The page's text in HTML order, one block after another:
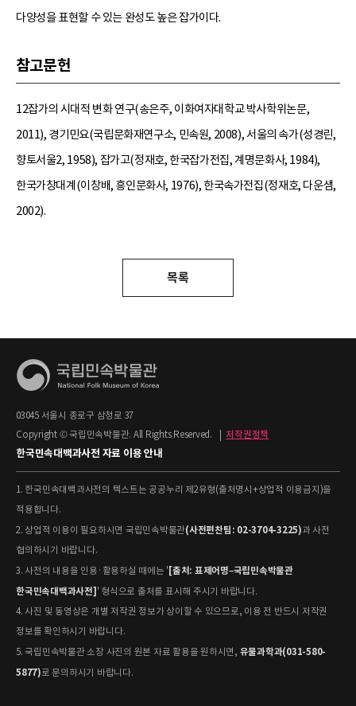
다양성을 표현할 수 있는 완성도 높은 잡가이다.
참고문헌
12잡가의 시대적 변화 연구(송은주, 이화여자대학교 박사학위논문,
2011), 경기민요(국립문화재연구소, 민속원, 2008), 서울의 속가(성경린,
향토서울2, 1958), 잡가고(정재호, 한국잡가전집, 계명문화사, 1984),
한국가창대계(이창배, 흥인문화사, 1976), 한국속가전집(정재호, 다운샘,
2002).
목록
03045 서울시 종로구 삼청로 37
Copyright © 국립민속박물관. All Rights Reserved.
저작권정책
한국민속대백과사전 자료 이용 안내
1. 한국민속대백과사전의 텍스트는 공공누리 제2유형(출처명시+상업적 이용금지)을
적용합니다.
2. 상업적 이용이 필요하시면 국립민속박물관(사전편찬팀: 02-3704-3225)과 사전
협의하시기 바랍니다.
3. 사전의 내용을 인용·활용하실 때에는 ' [출처: 표제어명–국립민속박물관
한국민속대백과사전] ' 형식으로 출처를 표시해 주시기 바랍니다.
4. 사진 및 동영상은 개별 저작권 정보가 상이할 수 있으므로, 이용 전 반드시 저작권
정보를 확인하시기 바랍니다.
5. 국립민속박물관 소장 사진의 원본 자료 활용을 원하시면, 유물과학과(031-580-
5877)로 문의하시기 바랍니다.